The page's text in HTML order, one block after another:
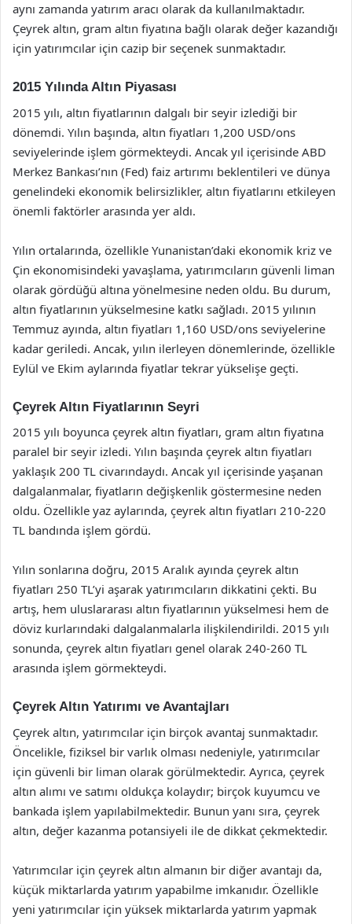
aynı zamanda yatırım aracı olarak da kullanılmaktadır.
Çeyrek altın, gram altın fiyatına bağlı olarak değer kazandığı
için yatırımcılar için cazip bir seçenek sunmaktadır.
2015 Yılında Altın Piyasası
2015 yılı, altın fiyatlarının dalgalı bir seyir izlediği bir
dönemdi. Yılın başında, altın fiyatları 1,200 USD/ons
seviyelerinde işlem görmekteydi. Ancak yıl içerisinde ABD
Merkez Bankası’nın (Fed) faiz artırımı beklentileri ve dünya
genelindeki ekonomik belirsizlikler, altın fiyatlarını etkileyen
önemli faktörler arasında yer aldı.
Yılın ortalarında, özellikle Yunanistan’daki ekonomik kriz ve
Çin ekonomisindeki yavaşlama, yatırımcıların güvenli liman
olarak gördüğü altına yönelmesine neden oldu. Bu durum,
altın fiyatlarının yükselmesine katkı sağladı. 2015 yılının
Temmuz ayında, altın fiyatları 1,160 USD/ons seviyelerine
kadar geriledi. Ancak, yılın ilerleyen dönemlerinde, özellikle
Eylül ve Ekim aylarında fiyatlar tekrar yükselişe geçti.
Çeyrek Altın Fiyatlarının Seyri
2015 yılı boyunca çeyrek altın fiyatları, gram altın fiyatına
paralel bir seyir izledi. Yılın başında çeyrek altın fiyatları
yaklaşık 200 TL civarındaydı. Ancak yıl içerisinde yaşanan
dalgalanmalar, fiyatların değişkenlik göstermesine neden
oldu. Özellikle yaz aylarında, çeyrek altın fiyatları 210-220
TL bandında işlem gördü.
Yılın sonlarına doğru, 2015 Aralık ayında çeyrek altın
fiyatları 250 TL’yi aşarak yatırımcıların dikkatini çekti. Bu
artış, hem uluslararası altın fiyatlarının yükselmesi hem de
döviz kurlarındaki dalgalanmalarla ilişkilendirildi. 2015 yılı
sonunda, çeyrek altın fiyatları genel olarak 240-260 TL
arasında işlem görmekteydi.
Çeyrek Altın Yatırımı ve Avantajları
Çeyrek altın, yatırımcılar için birçok avantaj sunmaktadır.
Öncelikle, fiziksel bir varlık olması nedeniyle, yatırımcılar
için güvenli bir liman olarak görülmektedir. Ayrıca, çeyrek
altın alımı ve satımı oldukça kolaydır; birçok kuyumcu ve
bankada işlem yapılabilmektedir. Bunun yanı sıra, çeyrek
altın, değer kazanma potansiyeli ile de dikkat çekmektedir.
Yatırımcılar için çeyrek altın almanın bir diğer avantajı da,
küçük miktarlarda yatırım yapabilme imkanıdır. Özellikle
yeni yatırımcılar için yüksek miktarlarda yatırım yapmak